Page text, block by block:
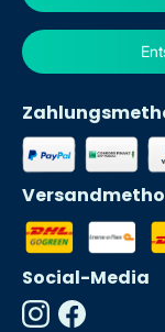
Social-Media